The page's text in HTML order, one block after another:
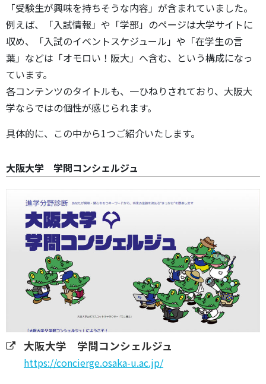
「受験生が興味を持ちそうな内容」が含まれていました。
例えば、「入試情報」や「学部」のページは大学サイトに
収め、「入試のイベントスケジュール」や「在学生の言
葉」などは「オモロい！阪大」へ含む、という構成になっ
ています。
各コンテンツのタイトルも、一ひねりされており、大阪大
学ならではの個性が感じられます。
具体的に、この中から1つご紹介いたします。
大阪大学 学問コンシェルジュ
大阪大学 学問コンシェルジュ
https://concierge.osaka-u.ac.jp/